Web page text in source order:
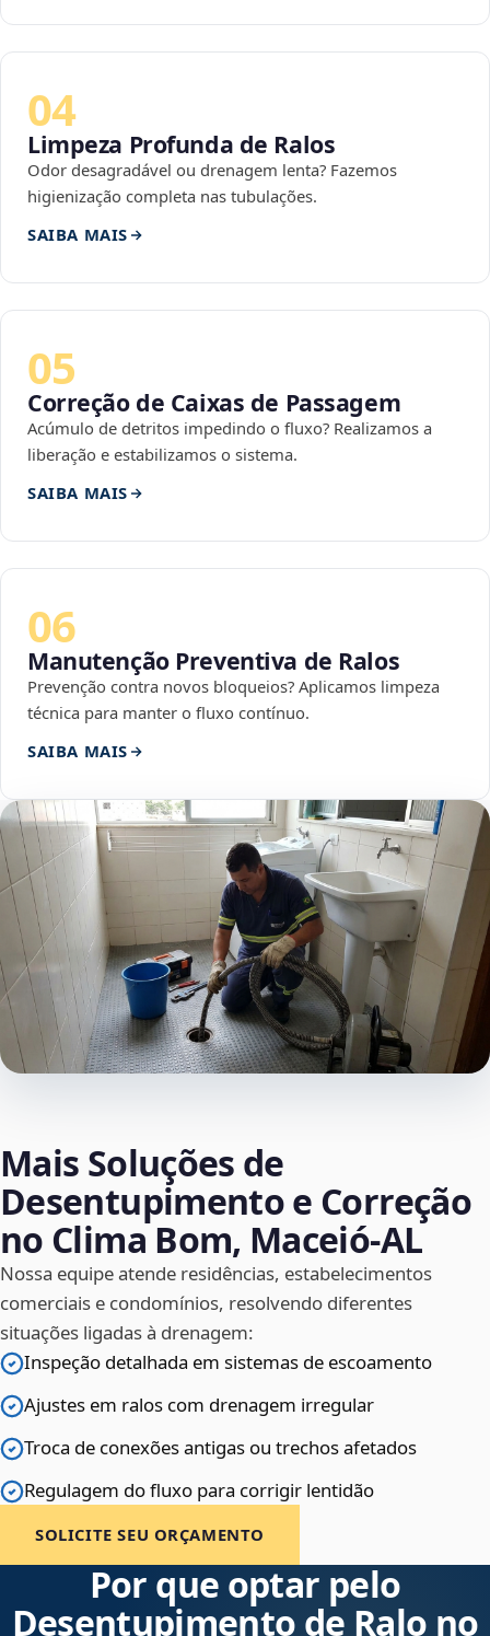
04
Limpeza Profunda de Ralos
Odor desagradável ou drenagem lenta? Fazemos
higienização completa nas tubulações.
SAIBA MAIS
05
Correção de Caixas de Passagem
Acúmulo de detritos impedindo o fluxo? Realizamos a
liberação e estabilizamos o sistema.
SAIBA MAIS
06
Manutenção Preventiva de Ralos
Prevenção contra novos bloqueios? Aplicamos limpeza
técnica para manter o fluxo contínuo.
SAIBA MAIS
Mais Soluções de
Desentupimento e Correção
no Clima Bom, Maceió‑AL
Nossa equipe atende residências, estabelecimentos
comerciais e condomínios, resolvendo diferentes
situações ligadas à drenagem:
Inspeção detalhada em sistemas de escoamento
Ajustes em ralos com drenagem irregular
Troca de conexões antigas ou trechos afetados
Regulagem do fluxo para corrigir lentidão
SOLICITE SEU ORÇAMENTO
Por que optar pelo
Desentupimento de Ralo no